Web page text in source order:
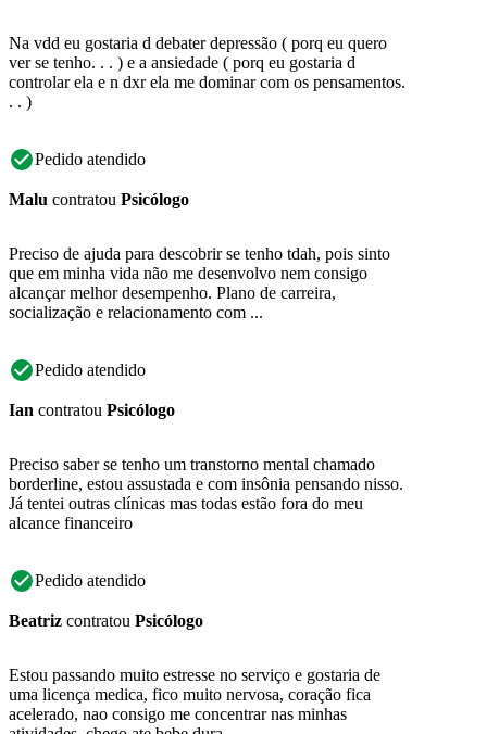
Na vdd eu gostaria d debater depressão ( porq eu quero
ver se tenho. . . ) e a ansiedade ( porq eu gostaria d
controlar ela e n dxr ela me dominar com os pensamentos.
. . )
Pedido atendido
Malu contratou Psicólogo
Preciso de ajuda para descobrir se tenho tdah, pois sinto
que em minha vida não me desenvolvo nem consigo
alcançar melhor desempenho. Plano de carreira,
socialização e relacionamento com ...
Pedido atendido
Ian contratou Psicólogo
Preciso saber se tenho um transtorno mental chamado
borderline, estou assustada e com insônia pensando nisso.
Já tentei outras clínicas mas todas estão fora do meu
alcance financeiro
Pedido atendido
Beatriz contratou Psicólogo
Estou passando muito estresse no serviço e gostaria de
uma licença medica, fico muito nervosa, coração fica
acelerado, nao consigo me concentrar nas minhas